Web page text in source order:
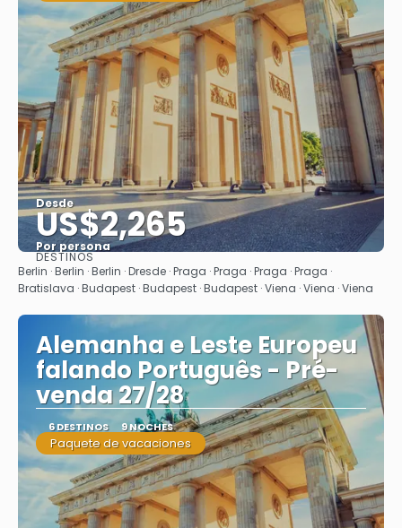
Desde
US$2,265
Por persona
Ver
DESTINOS
Berlin · Berlin · Berlin · Dresde · Praga · Praga · Praga · Praga ·
Bratislava · Budapest · Budapest · Budapest · Viena · Viena · Viena
Alemanha e Leste Europeu
falando Português - Pré-
venda 27/28
6 DESTINOS 9 NOCHES
Paquete de vacaciones